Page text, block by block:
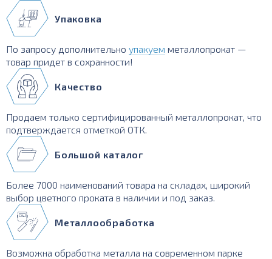
Упаковка
По запросу дополнительно упакуем металлопрокат —
товар придет в сохранности!
Качество
Продаем только сертифицированный металлопрокат, что
подтверждается отметкой ОТК.
Большой каталог
Более 7000 наименований товара на складах, широкий
выбор цветного проката в наличии и под заказ.
Металлообработка
Возможна обработка металла на современном парке